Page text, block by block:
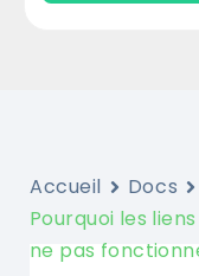
Accueil Docs
Pourquoi les
ne pas